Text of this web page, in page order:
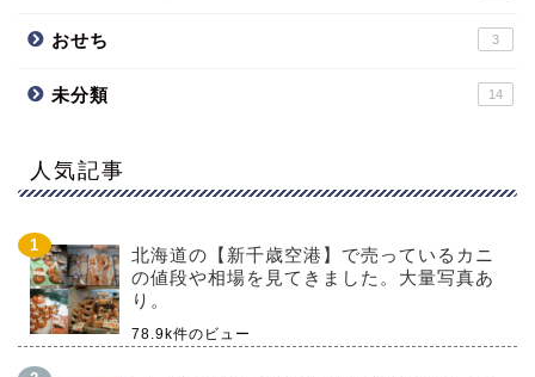
おせち 3
未分類 14
人気記事
北海道の【新千歳空港】で売っているカニ
の値段や相場を見てきました。大量写真あ
り。
78.9k件のビュー